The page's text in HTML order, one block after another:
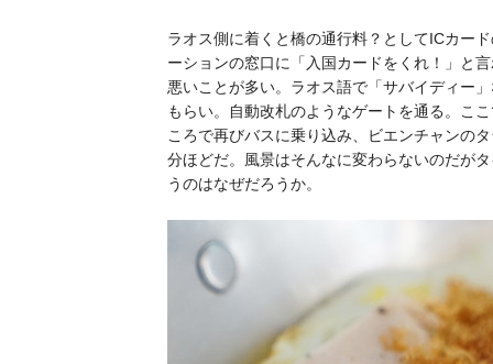
ラオス側に着くと橋の通行料？としてICカー
ーションの窓口に「入国カードをくれ！」と
悪いことが多い。ラオス語で「サバイディー
もらい。自動改札のようなゲートを通る。こ
ころで再びバスに乗り込み、ビエンチャンの
分ほどだ。風景はそんなに変わらないのだが
うのはなぜだろうか。